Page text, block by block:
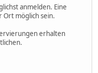
anmelden. Eine
Ort möglich sein.
erhalten